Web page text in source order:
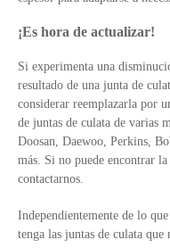
¡Es hora de actualizar!
Si experimenta una
resultado de una junta de
considerar reemplazarla por
de juntas de culata de varias
Doosan, Daewoo, Perkins,
más. Si no puede encontrar
contactarnos.
Independientemente de lo
tenga las juntas de culata